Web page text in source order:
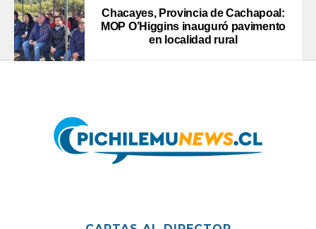
Chacayes, Provincia de Cachapoal:
MOP O’Higgins inauguró pavimento
en localidad rural